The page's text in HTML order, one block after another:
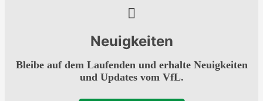
Neuigkeiten
Bleibe auf dem Laufenden und erhalte Neuigkeiten
und Updates vom VfL.